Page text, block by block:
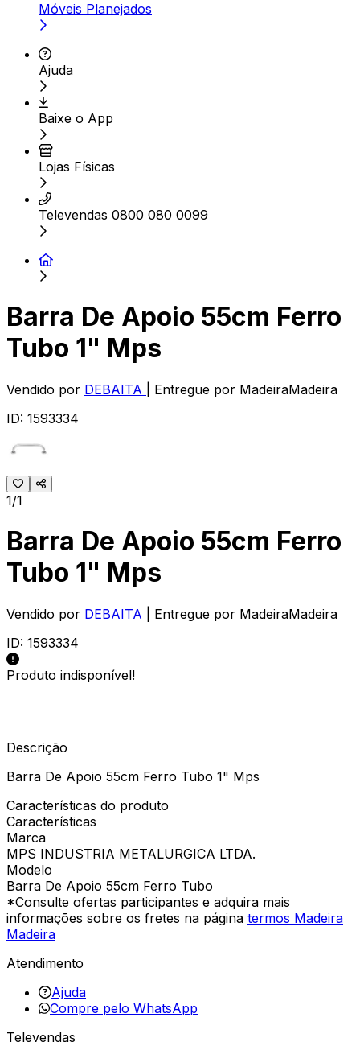
Móveis Planejados
Ajuda
Baixe o App
Lojas Físicas
Televendas 0800 080 0099
Barra De Apoio 55cm Ferro
Tubo 1" Mps
Vendido por DEBAITA | Entregue por MadeiraMadeira
ID: 1593334
1/1
Barra De Apoio 55cm Ferro
Tubo 1" Mps
Vendido por DEBAITA | Entregue por MadeiraMadeira
ID: 1593334
Produto indisponível!
Descrição
Barra De Apoio 55cm Ferro Tubo 1" Mps
Características do produto
Características
Marca
MPS INDUSTRIA METALURGICA LTDA.
Modelo
Barra De Apoio 55cm Ferro Tubo
*Consulte ofertas participantes e adquira mais
informações sobre os fretes na página termos Madeira
Madeira
Atendimento
Ajuda
Compre pelo WhatsApp
Televendas